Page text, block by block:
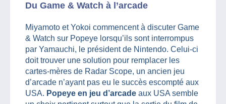
Du Game & Watch à l’arcade
Miyamoto et Yokoi commencent à discuter Game
& Watch sur Popeye lorsqu’ils sont interrompus
par Yamauchi, le président de Nintendo. Celui-ci
doit trouver une solution pour remplacer les
cartes-mères de Radar Scope, un ancien jeu
d’arcade n’ayant pas eu le succès escompté aux
USA. Popeye en jeu d’arcade aux USA semble